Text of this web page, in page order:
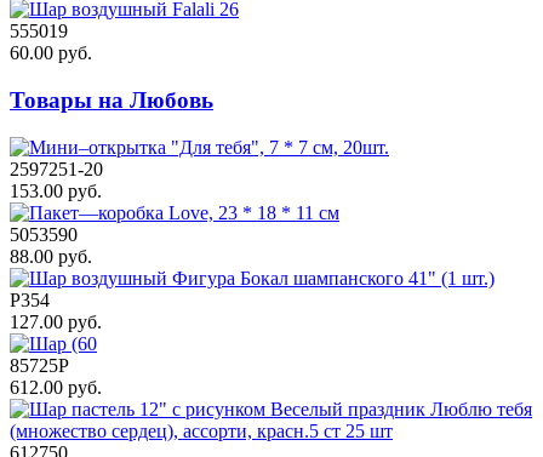
555019
60.00 руб.
Товары на Любовь
2597251-20
153.00 руб.
5053590
88.00 руб.
Р354
127.00 руб.
85725P
612.00 руб.
612750